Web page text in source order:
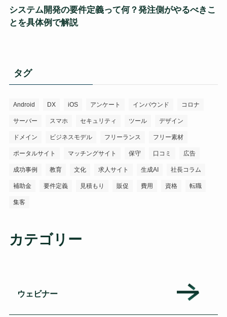
システム開発の要件定義って何？発注側がやるべきこ
とを具体例で解説
タグ
Android DX iOS アンケート インバウンド コロナ
サーバー スマホ セキュリティ ツール デザイン
ドメイン ビジネスモデル フリーランス フリー素材
ポータルサイト マッチングサイト 保守 口コミ 広告
成功事例 教育 文化 求人サイト 生成AI 社長コラム
補助金 要件定義 見積もり 販促 費用 資格 転職
集客
カテゴリー
ウェビナー